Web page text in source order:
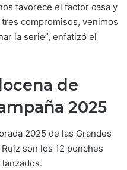
favorece el factor casa y
compromisos, venimos
la serie”, enfatizó el
de
2025
2025 de las Grandes
son los 12 ponches